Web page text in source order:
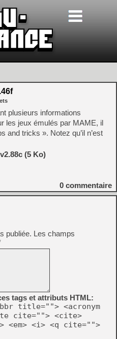
plusieurs informations
les jeux émulés par MAME, il
and tricks ». Notez qu’il n’est
(5 Ko)
0 commentaire
publiée. Les champs
tags et attributs HTML:
title=""> <acronym
cite=""> <cite>
<em> <i> <q cite="">